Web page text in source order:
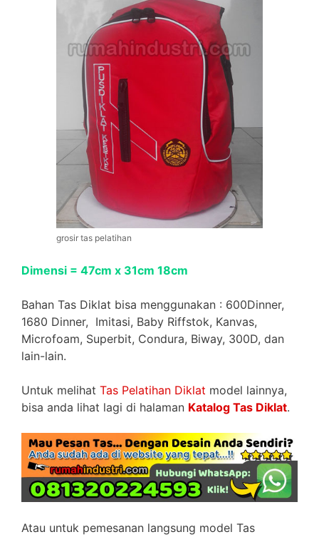
grosir tas pelatihan
Dimensi = 47cm x 31cm 18cm
Bahan Tas Diklat bisa menggunakan : 600Dinner,
1680 Dinner, Imitasi, Baby Riffstok, Kanvas,
Microfoam, Superbit, Condura, Biway, 300D, dan
lain-lain.
Untuk melihat Tas Pelatihan Diklat model lainnya,
bisa anda lihat lagi di halaman Katalog Tas Diklat.
Atau untuk pemesanan langsung model Tas